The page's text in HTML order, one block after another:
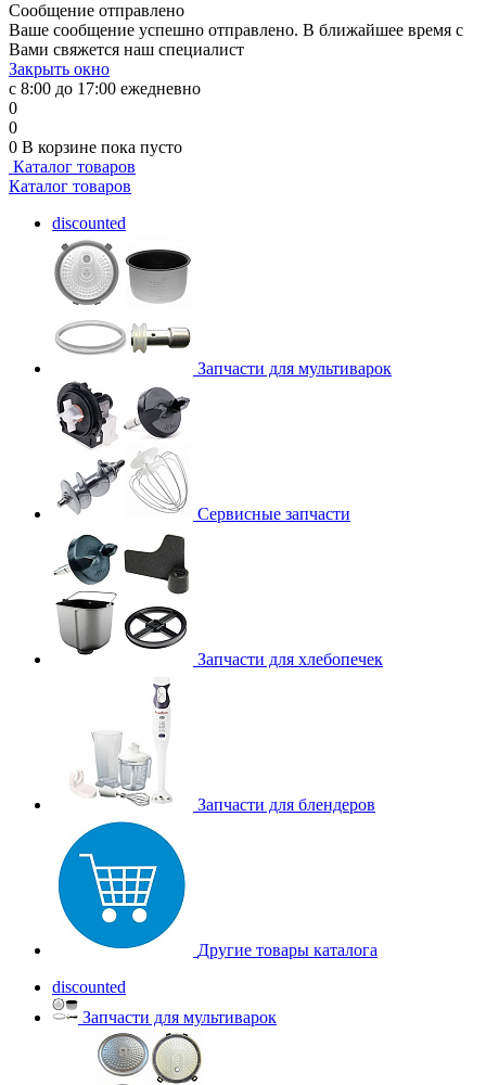
Сообщение отправлено
Ваше сообщение успешно отправлено. В ближайшее время с
Вами свяжется наш специалист
Закрыть окно
с 8:00 до 17:00 ежедневно
0
0
0 В корзине пока пусто
Каталог товаров
Каталог товаров
discounted
Запчасти для мультиварок
Сервисные запчасти
Запчасти для хлебопечек
Запчасти для блендеров
Другие товары каталога
discounted
Запчасти для мультиварок